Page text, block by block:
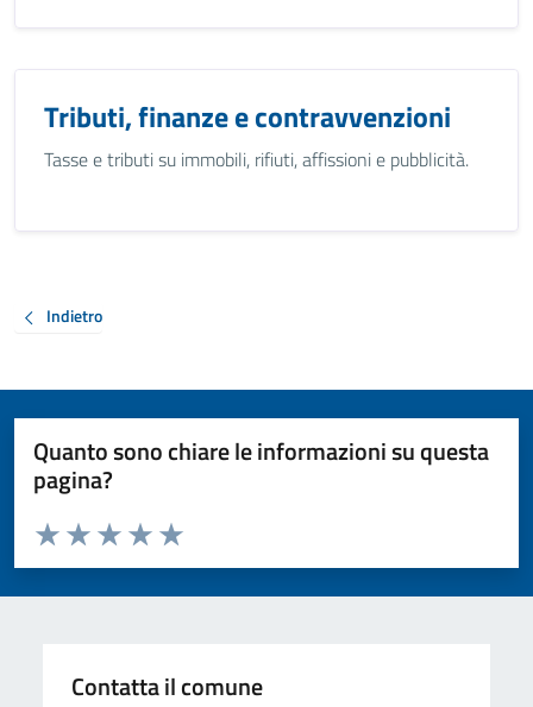
Tributi, finanze e contravvenzioni
Tasse e tributi su immobili, rifiuti, affissioni e pubblicità.
Indietro
Quanto sono chiare le informazioni su questa
pagina?
Valuta da 1 a 5 stelle la pagina
Valuta 5 stelle su 5
Valuta 4 stelle su 5
Valuta 3 stelle su 5
Valuta 2 stelle su 5
Valuta 1 stelle su 5
Contatta il comune